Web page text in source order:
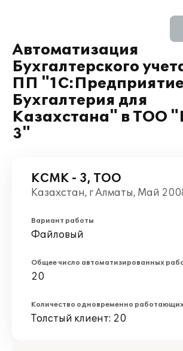
Автоматизация
Бухгалтерского
ПП
Бухгалтерия для
Казахстана" в ТОО
3"
КСМК - 3, ТОО
Казахстан, г Алматы, Май
Вариант работы
Файловый
Общее число автоматизированных
20
Количество одновременно
Толстый клиент: 20